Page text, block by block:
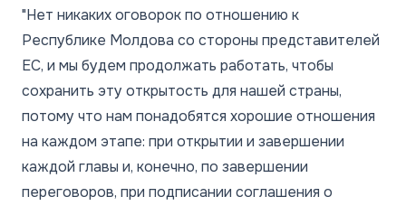
"Нет никаких оговорок по отношению к
Республике Молдова со стороны представителей
ЕС, и мы будем продолжать работать, чтобы
сохранить эту открытость для нашей страны,
потому что нам понадобятся хорошие отношения
на каждом этапе: при открытии и завершении
каждой главы и, конечно, по завершении
переговоров, при подписании соглашения о